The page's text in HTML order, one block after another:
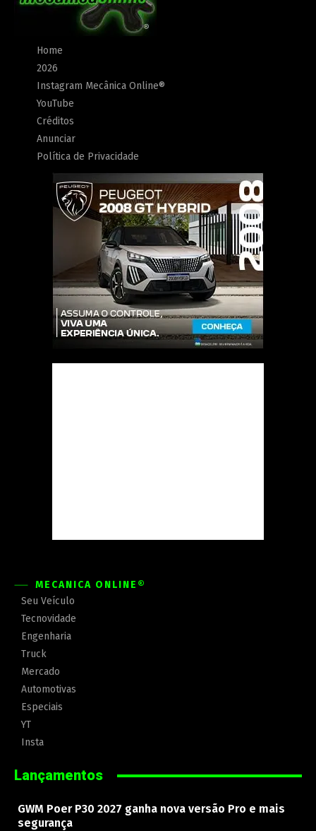
Home
2026
Instagram Mecânica Online®
YouTube
Créditos
Anunciar
Política de Privacidade
MECÂNICA ONLINE®
Seu Veículo
Tecnovidade
Engenharia
Truck
Mercado
Automotivas
Especiais
YT
Insta
Lançamentos
GWM Poer P30 2027 ganha nova versão Pro e mais
segurança